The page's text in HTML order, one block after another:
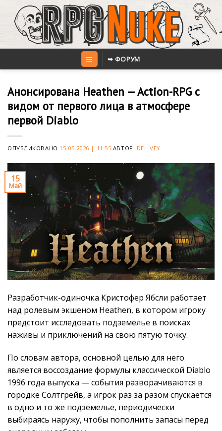
content
➥ ФОРУМ
Анонсирована Heathen — Action-RPG с
видом от первого лица в атмосфере
первой Diablo
ОПУБЛИКОВАНО 15.05.2026 | 11:55 АВТОР: DEL-VEY
15
Май
Разработчик-одиночка Кристофер Ябсли работает
над ролевым экшеном Heathen, в котором игроку
предстоит исследовать подземелье в поисках
наживы и приключений на свою пятую точку.
По словам автора, основной целью для него
является воссоздание формулы классической Diablo
1996 года выпуска — события разворачиваются в
городке Солтгрейв, а игрок раз за разом спускается
в одно и то же подземелье, периодически
выбираясь наружу, чтобы пополнить запасы перед